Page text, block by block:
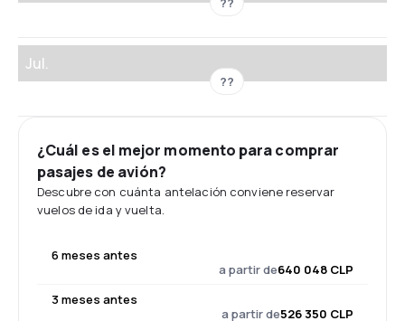
Jul.
??
¿Cuál es el mejor momento para comprar
pasajes de avión?
Descubre con cuánta antelación conviene reservar
vuelos de ida y vuelta.
6 meses antes
a partir de640 048 CLP
3 meses antes
a partir de526 350 CLP